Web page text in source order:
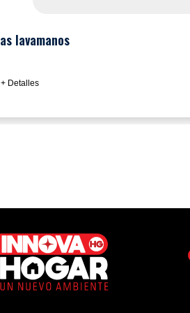
lavamanos
+ Detalles